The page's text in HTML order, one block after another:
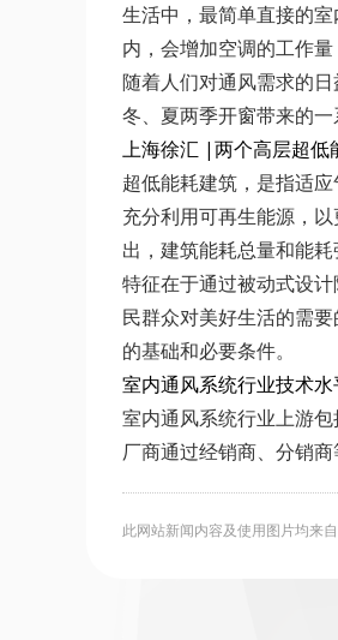
生活中，最简单直接的
内，会增加空调的工作
随着人们对通风需求的
冬、夏两季开窗带来的一
上海徐汇 |两个高层超低
超低能耗建筑，是指适
充分利用可再生能源，
出，建筑能耗总量和能
特征在于通过被动式设
民群众对美好生活的需
的基础和必要条件。
室内通风系统行业技术
室内通风系统行业上游
厂商通过经销商、分销
此网站新闻内容及使用图片均来